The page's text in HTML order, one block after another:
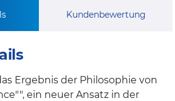
Kundenbewertung
Ergebnis der Philosophie von
ein neuer Ansatz in der